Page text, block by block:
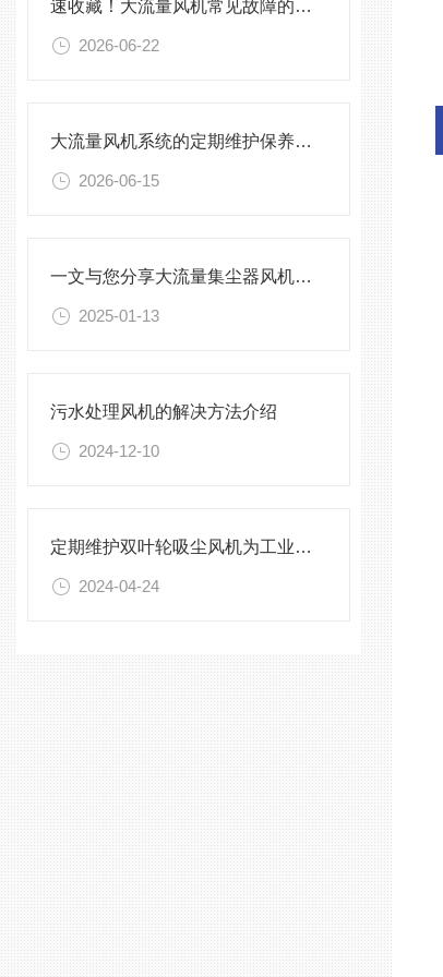
速收藏！大流量风机常见故障的解决方法分享
2026-06-22
大流量风机系统的定期维护保养制度分享
2026-06-15
一文与您分享大流量集尘器风机的常见问题相应解决方法
2025-01-13
污水处理风机的解决方法介绍
2024-12-10
定期维护双叶轮吸尘风机为工业生产提供持续稳定的支持
2024-04-24